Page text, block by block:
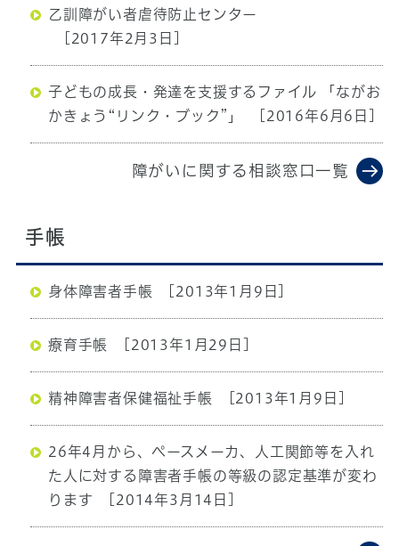
乙訓障がい者虐待防止センター
[2017年2月3日]
子どもの成長・発達を支援するファイル 「ながお
かきょう“リンク・ブック”」
[2016年6月6日]
障がいに関する相談窓口一覧
手帳
身体障害者手帳 [2013年1月9日]
療育手帳 [2013年1月29日]
精神障害者保健福祉手帳 [2013年1月9日]
26年4月から、ペースメーカ、人工関節等を入れ
た人に対する障害者手帳の等級の認定基準が変わ
ります
[2014年3月14日]